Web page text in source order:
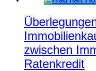
zwischen
Ratenkredit